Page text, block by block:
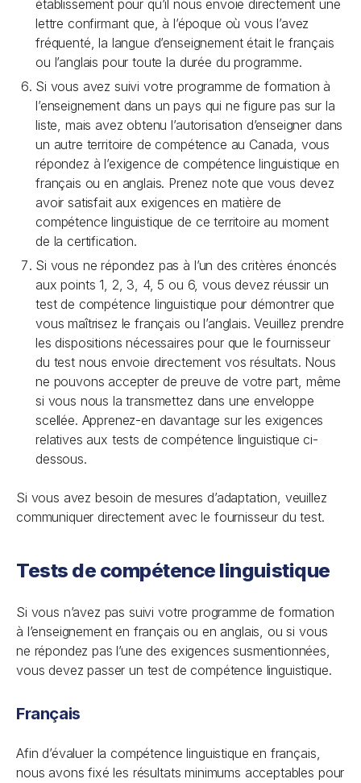
établissement pour qu’il nous envoie directement une
lettre confirmant que, à l’époque où vous l’avez
fréquenté, la langue d’enseignement était le français
ou l’anglais pour toute la durée du programme.
Si vous avez suivi votre programme de formation à
l’enseignement dans un pays qui ne figure pas sur la
liste, mais avez obtenu l’autorisation d’enseigner dans
un autre territoire de compétence au Canada, vous
répondez à l’exigence de compétence linguistique en
français ou en anglais. Prenez note que vous devez
avoir satisfait aux exigences en matière de
compétence linguistique de ce territoire au moment
de la certification.
Si vous ne répondez pas à l’un des critères énoncés
aux points 1, 2, 3, 4, 5 ou 6, vous devez réussir un
test de compétence linguistique pour démontrer que
vous maîtrisez le français ou l’anglais. Veuillez prendre
les dispositions nécessaires pour que le fournisseur
du test nous envoie directement vos résultats. Nous
ne pouvons accepter de preuve de votre part, même
si vous nous la transmettez dans une enveloppe
scellée. Apprenez-en davantage sur les exigences
relatives aux tests de compétence linguistique ci-
dessous.
Si vous avez besoin de mesures d’adaptation, veuillez
communiquer directement avec le fournisseur du test.
Tests de compétence linguistique
Si vous n’avez pas suivi votre programme de formation
à l’enseignement en français ou en anglais, ou si vous
ne répondez pas l’une des exigences susmentionnées,
vous devez passer un test de compétence linguistique.
Français
Afin d’évaluer la compétence linguistique en français,
nous avons fixé les résultats minimums acceptables pour